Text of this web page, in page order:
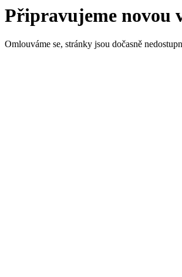
Připravujeme novou
Omlouváme se, stránky jsou dočasně